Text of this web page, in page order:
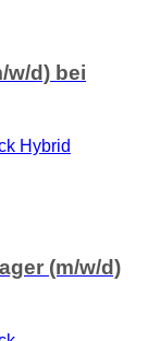
w/d) bei
Hybrid
(m/w/d)